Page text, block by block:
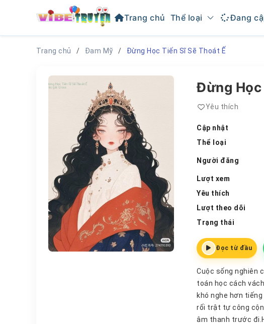
Trang chủ Thể loại Đang
Trang chủ Đam Mỹ Đừng Học Tiến Sĩ Sẽ Thoát Ế
Đừng Học
Yêu thích
Cập nhật
Thể loại
Người đăng
Lượt xem
Yêu thích
Lượt theo dõi
Trạng thái
Đọc từ đầu
Cuộc sống nghiên
toán học cách
khó nghe hơn
rối trật tự công
âm thanh trước